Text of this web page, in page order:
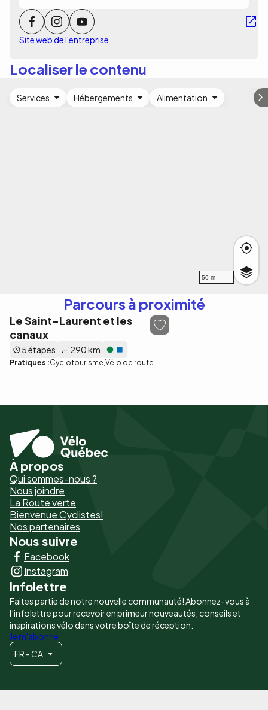
Site web de l'entreprise
Localiser le contenu
50 m
Services Hébergements Alimentation
Parcours à proximité
Le Saint-Laurent et les
canaux
5 étapes 290 km
Pratiques :Cyclotourisme Vélo de route
Pied
de
page
-
Liens
principaux
À propos
Qui sommes-nous ?
Nous joindre
La Route verte
Bienvenue Cyclistes!
Nos partenaires
Nous suivre
Facebook
Instagram
Infolettre
Faites partie de notre nouvelle communauté! Abonnez-vous à
l’infolettre pour recevoir en primeur nouveautés, conseils et
inspirations vélo dans votre boîte de réception.
Je m'abonne
FR - CA